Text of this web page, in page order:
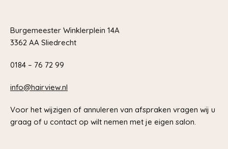
Burgemeester Winklerplein 14A
3362 AA Sliedrecht
0184 – 76 72 99
info@hairview.nl
Voor het wijzigen of annuleren van afspraken vragen wij u
graag of u contact op wilt nemen met je eigen salon.